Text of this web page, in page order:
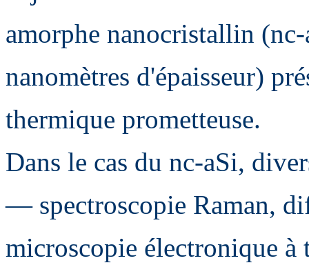
amorphe nanocristallin
nanomètres d'épaisseur)
thermique prometteuse.
Dans le cas du nc-aSi,
— spectroscopie Raman,
microscopie électronique à